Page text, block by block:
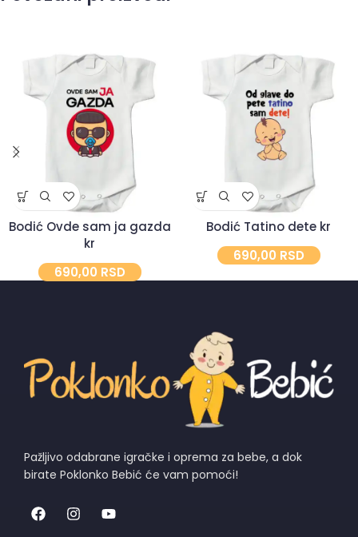
Bodić Ovde sam ja gazda
kr
690,00 RSD
Bodić Tatino dete kr
690,00 RSD
Pažljivo odabrane igračke i oprema za bebe, a dok
birate Poklonko Bebić će vam pomoći!